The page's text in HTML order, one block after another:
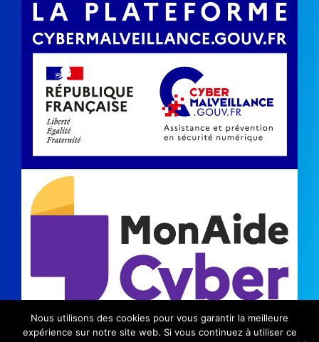
©2024 Kinic |Mentions légales|Politique de
Nous utilisons des cookies pour vous garantir la meilleure
expérience sur notre site web. Si vous continuez à utiliser ce